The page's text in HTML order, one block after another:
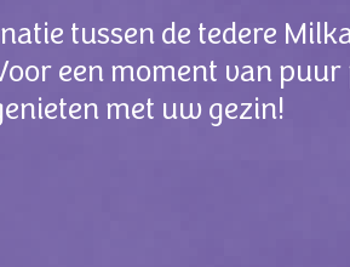
tussen de tedere
een moment van
met uw gezin!